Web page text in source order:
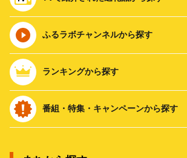
ふるラボチャンネルから探す
ランキングから探す
番組・特集・キャンペーンから探す